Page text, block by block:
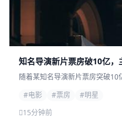
知名导演新片票房破10亿，
随着某知名导演新片票房突破
#电影
#票房
#明星
15分钟前